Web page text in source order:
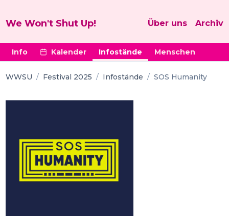
We Won't Shut Up! Über uns Archiv
Info Kalender Infostände Menschen
WWSU / Festival 2025 / Infostände / SOS Humanity